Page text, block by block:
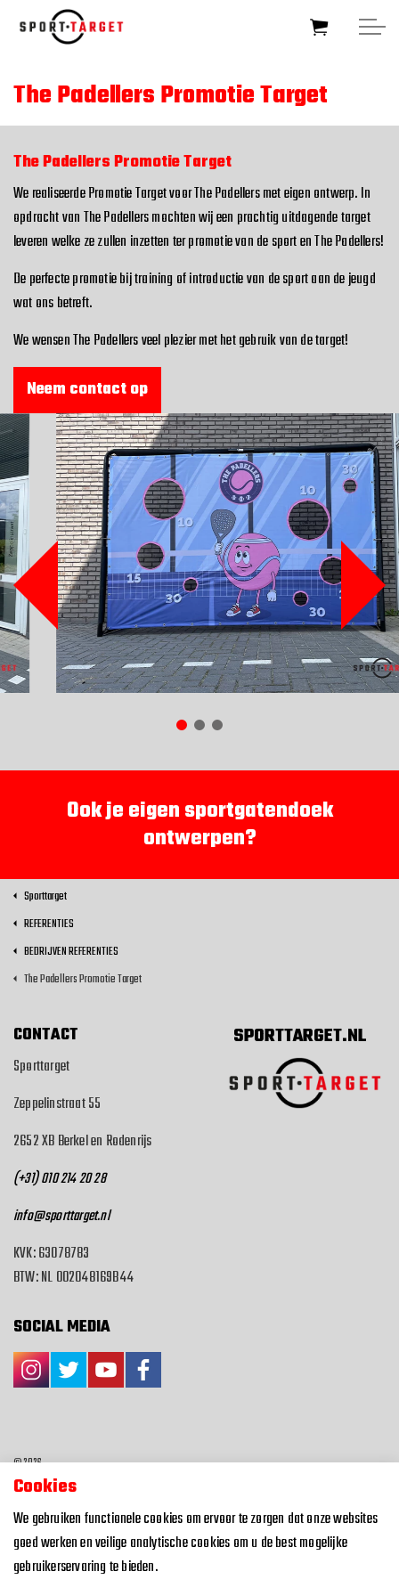
SOCCERTARGET
HOCKEYTARGET
SPORTTARGET
REFERENTIES
VEILIGHEID
BESTELLEN
WEBSHOP
CONTACT
Contact
The Padellers Promotie Target
The Padellers Promotie Target
We realiseerde Promotie Target voor The Padellers met eigen ontwerp. In
opdracht van The Padellers mochten wij een prachtig uitdagende target
leveren welke ze zullen inzetten ter promotie van de sport en The Padellers!
De perfecte promotie bij training of introductie van de sport aan de jeugd
wat ons betreft.
We wensen The Padellers veel plezier met het gebruik van de target!
Neem contact op
Ook je eigen sportgatendoek
ontwerpen?
Sporttarget
REFERENTIES
BEDRIJVEN REFERENTIES
The Padellers Promotie Target
CONTACT
Sporttarget
Zeppelinstraat 55
2652 XB Berkel en Rodenrijs
(+31) 010 214 20 28
info@sporttarget.nl
KVK: 63078783
BTW: NL 002048169B44
SPORTTARGET.NL
SOCIAL MEDIA
© 2026
Algemene voorwaarden
Design | Website | Webshop:Landstra & de Groot
Cookies
We gebruiken functionele cookies om ervoor te zorgen dat onze websites
goed werken en veilige analytische cookies om u de best mogelijke
gebruikerservaring te bieden.